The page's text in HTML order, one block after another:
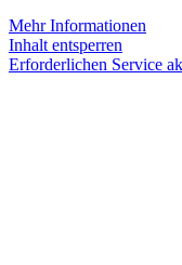
Mehr Informationen
Inhalt entsperren
Erforderlichen Service